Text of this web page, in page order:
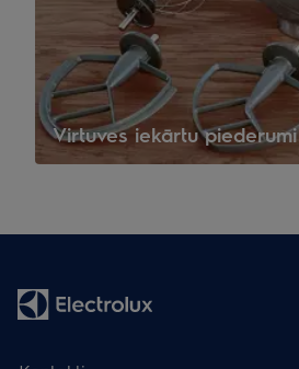
Virtuves iekārtu piederumi